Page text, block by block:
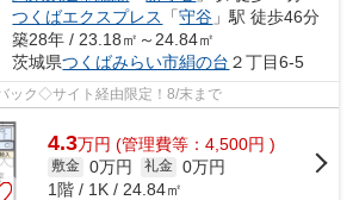
つくばエクスプレス
「守谷 」駅 徒歩46分
築28年 / 23.18㎡～24.84㎡
茨城県つくばみらい市絹の台 ２丁目6-5
ック◇サイト経由限定！8/末まで
4.3万円 (管理費等：4,500円 )
敷金 0万円 礼金 0万円
1階 / 1K / 24.84㎡